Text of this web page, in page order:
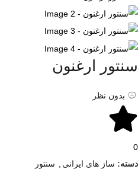
سنتور ارغنون
بدون نظر
0
دسته: ساز های ایرانی سنتور